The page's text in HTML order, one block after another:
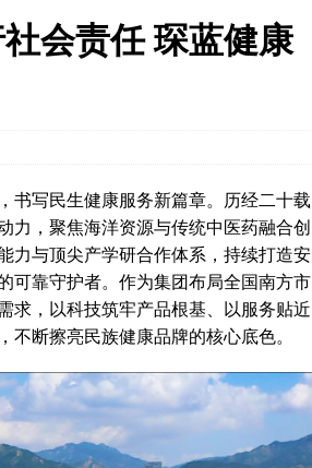
会责任 琛蓝健康
书写民生健康服务新篇章。历经二十载
力，聚焦海洋资源与传统中医药融合创
力与顶尖产学研合作体系，持续打造安
可靠守护者。作为集团布局全国南方市
求，以科技筑牢产品根基、以服务贴近
断擦亮民族健康品牌的核心底色。